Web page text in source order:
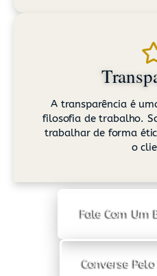
A transparência é
filosofia de trabalho.
trabalhar de forma
o
Fale Com Um
Converse